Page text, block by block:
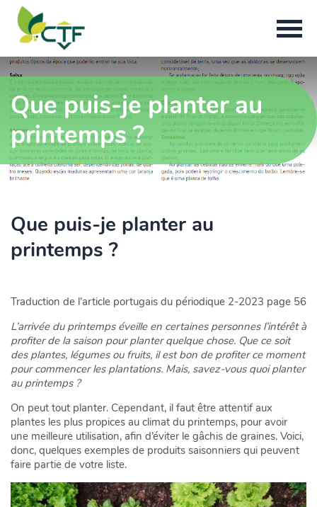
Que puis-je planter au
printemps ?
Que puis-je planter au
printemps ?
Traduction de l’article portugais du périodique 2-2023 page 56
L’arrivée du printemps éveille en certaines personnes l’intérêt à
profiter de la saison pour planter quelque chose. Que ce soit
des plantes, légumes ou fruits, il est bon de profiter ce moment
pour commencer les plantations. Mais, savez-vous quoi planter
au printemps ?
On peut tout planter. Cependant, il faut être attentif aux
plantes les plus propices au climat du printemps, pour avoir
une meilleure utilisation, afin d’éviter le gâchis de graines. Voici,
donc, quelques exemples de produits saisonniers qui peuvent
faire partie de votre liste.